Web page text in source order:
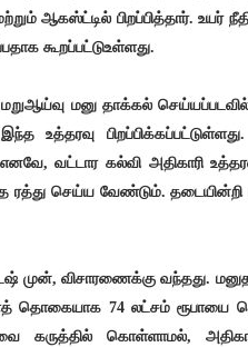
ஆகஸ்ட்டில் பிறப்பித்தார். உயர்
கூறப்பட்டுஉள்ளது.
மனு தாக்கல்
உத்தரவு
வட்டார கல்வி அதிகாரி
செய்ய வேண்டும்.
விசாரணைக்கு வந்தது.
74 லட்சம் ரூபாயை
கருத்தில் கொள்ளாமல்,